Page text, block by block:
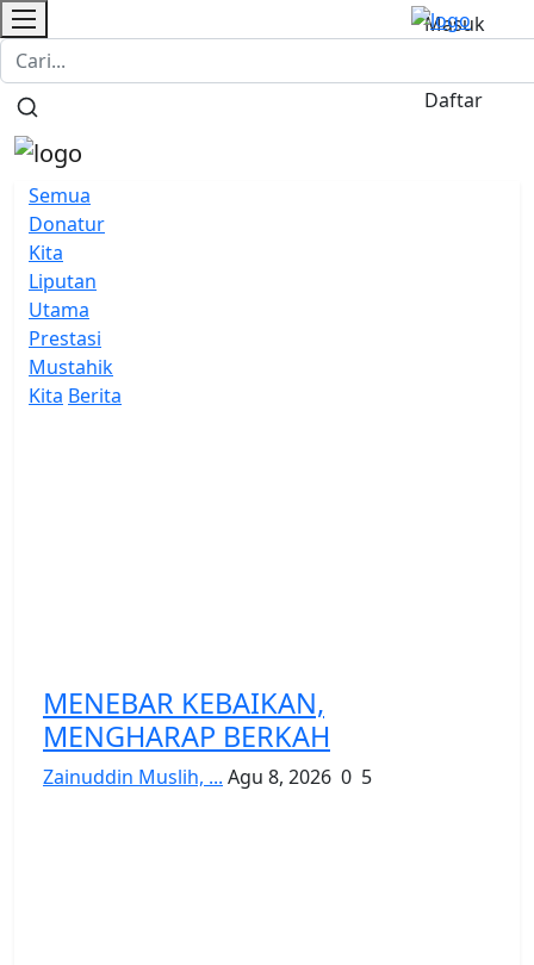
Login Donatur
Masuk
Daftar
Semua
Donatur
Kita
Liputan
Utama
Prestasi
Mustahik
Kita Berita
MENEBAR KEBAIKAN,
MENGHARAP BERKAH
Zainuddin Muslih, ... Agu 8, 2026 0 5